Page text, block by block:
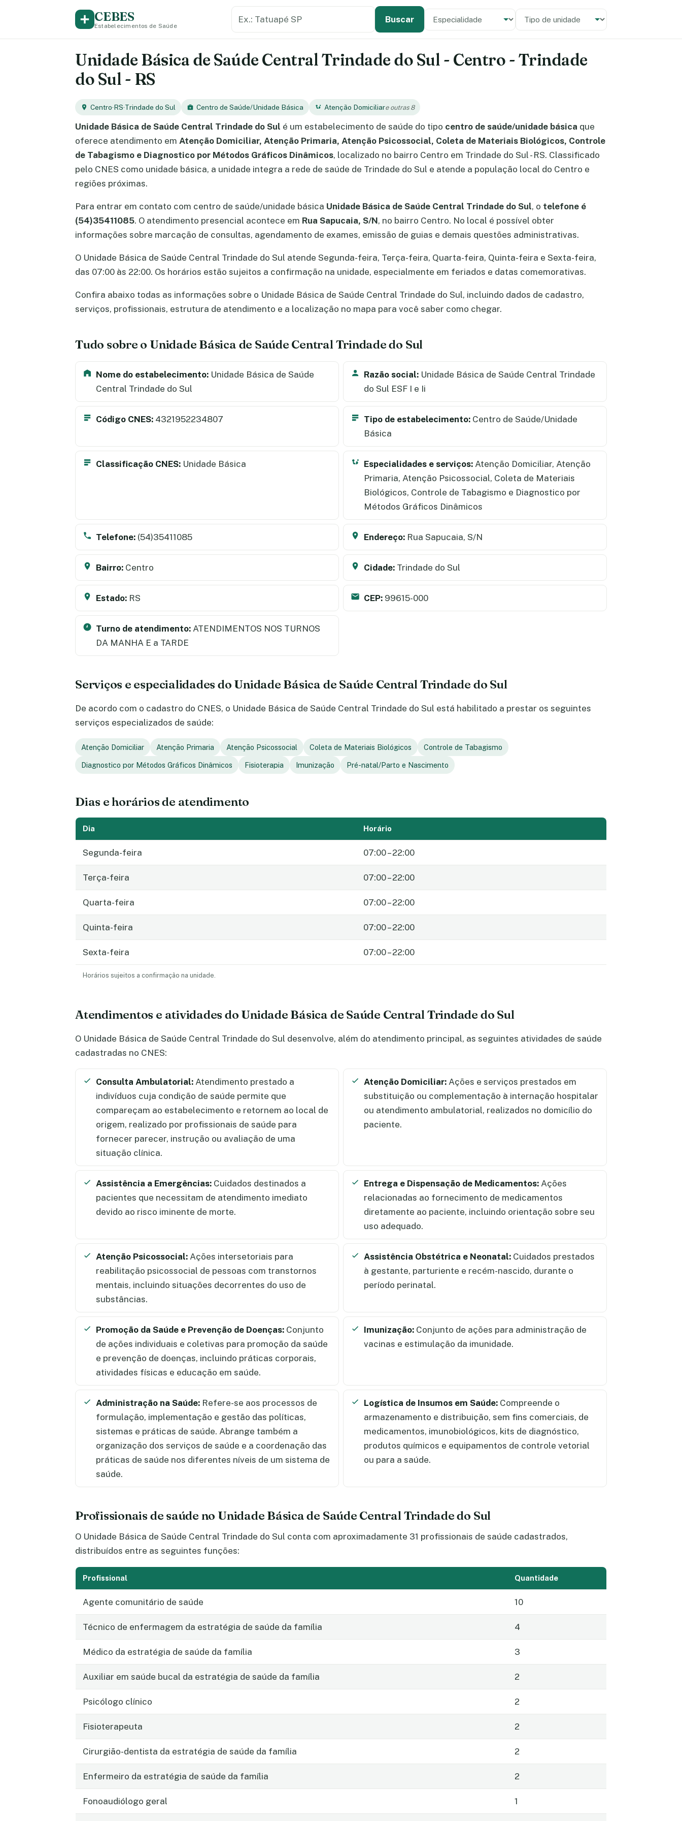
CEBES
Estabelecimentos de Saúde
Buscar Especialidade
Tipo de unidade
Unidade Básica de Saúde Central Trindade do Sul - Centro - Trindade
do Sul - RS
Centro·RS·Trindade do Sul Centro de Saúde/Unidade Básica Atenção Domiciliare outras 8
Unidade Básica de Saúde Central Trindade do Sul é um estabelecimento de saúde do tipo centro de saúde/unidade básica que
oferece atendimento em Atenção Domiciliar, Atenção Primaria, Atenção Psicossocial, Coleta de Materiais Biológicos, Controle
de Tabagismo e Diagnostico por Métodos Gráficos Dinâmicos, localizado no bairro Centro em Trindade do Sul - RS. Classificado
pelo CNES como unidade básica, a unidade integra a rede de saúde de Trindade do Sul e atende a população local do Centro e
regiões próximas.
Para entrar em contato com centro de saúde/unidade básica Unidade Básica de Saúde Central Trindade do Sul, o telefone é
(54)35411085. O atendimento presencial acontece em Rua Sapucaia, S/N, no bairro Centro. No local é possível obter
informações sobre marcação de consultas, agendamento de exames, emissão de guias e demais questões administrativas.
O Unidade Básica de Saúde Central Trindade do Sul atende Segunda-feira, Terça-feira, Quarta-feira, Quinta-feira e Sexta-feira,
das 07:00 às 22:00. Os horários estão sujeitos a confirmação na unidade, especialmente em feriados e datas comemorativas.
Confira abaixo todas as informações sobre o Unidade Básica de Saúde Central Trindade do Sul, incluindo dados de cadastro,
serviços, profissionais, estrutura de atendimento e a localização no mapa para você saber como chegar.
Tudo sobre o Unidade Básica de Saúde Central Trindade do Sul
Nome do estabelecimento: Unidade Básica de Saúde
Central Trindade do Sul
Razão social: Unidade Básica de Saúde Central Trindade
do Sul ESF I e Ii
Código CNES: 4321952234807 Tipo de estabelecimento: Centro de Saúde/Unidade
Básica
Classificação CNES: Unidade Básica Especialidades e serviços: Atenção Domiciliar, Atenção
Primaria, Atenção Psicossocial, Coleta de Materiais
Biológicos, Controle de Tabagismo e Diagnostico por
Métodos Gráficos Dinâmicos
Telefone: (54)35411085 Endereço: Rua Sapucaia, S/N
Bairro: Centro Cidade: Trindade do Sul
Estado: RS CEP: 99615-000
Turno de atendimento: ATENDIMENTOS NOS TURNOS
DA MANHA E a TARDE
Serviços e especialidades do Unidade Básica de Saúde Central Trindade do Sul
De acordo com o cadastro do CNES, o Unidade Básica de Saúde Central Trindade do Sul está habilitado a prestar os seguintes
serviços especializados de saúde:
Atenção Domiciliar Atenção Primaria Atenção Psicossocial Coleta de Materiais Biológicos Controle de Tabagismo
Diagnostico por Métodos Gráficos Dinâmicos Fisioterapia Imunização Pré-natal/Parto e Nascimento
Dias e horários de atendimento
Dia Horário
Segunda-feira 07:00 – 22:00
Terça-feira 07:00 – 22:00
Quarta-feira 07:00 – 22:00
Quinta-feira 07:00 – 22:00
Sexta-feira 07:00 – 22:00
Horários sujeitos a confirmação na unidade.
Atendimentos e atividades do Unidade Básica de Saúde Central Trindade do Sul
O Unidade Básica de Saúde Central Trindade do Sul desenvolve, além do atendimento principal, as seguintes atividades de saúde
cadastradas no CNES:
Consulta Ambulatorial: Atendimento prestado a
indivíduos cuja condição de saúde permite que
compareçam ao estabelecimento e retornem ao local de
origem, realizado por profissionais de saúde para
fornecer parecer, instrução ou avaliação de uma
situação clínica.
Atenção Domiciliar: Ações e serviços prestados em
substituição ou complementação à internação hospitalar
ou atendimento ambulatorial, realizados no domicílio do
paciente.
Assistência a Emergências: Cuidados destinados a
pacientes que necessitam de atendimento imediato
devido ao risco iminente de morte.
Entrega e Dispensação de Medicamentos: Ações
relacionadas ao fornecimento de medicamentos
diretamente ao paciente, incluindo orientação sobre seu
uso adequado.
Atenção Psicossocial: Ações intersetoriais para
reabilitação psicossocial de pessoas com transtornos
mentais, incluindo situações decorrentes do uso de
substâncias.
Assistência Obstétrica e Neonatal: Cuidados prestados
à gestante, parturiente e recém-nascido, durante o
período perinatal.
Promoção da Saúde e Prevenção de Doenças: Conjunto
de ações individuais e coletivas para promoção da saúde
e prevenção de doenças, incluindo práticas corporais,
atividades físicas e educação em saúde.
Imunização: Conjunto de ações para administração de
vacinas e estimulação da imunidade.
Administração na Saúde: Refere-se aos processos de
formulação, implementação e gestão das políticas,
sistemas e práticas de saúde. Abrange também a
organização dos serviços de saúde e a coordenação das
práticas de saúde nos diferentes níveis de um sistema de
saúde.
Logística de Insumos em Saúde: Compreende o
armazenamento e distribuição, sem fins comerciais, de
medicamentos, imunobiológicos, kits de diagnóstico,
produtos químicos e equipamentos de controle vetorial
ou para a saúde.
Profissionais de saúde no Unidade Básica de Saúde Central Trindade do Sul
O Unidade Básica de Saúde Central Trindade do Sul conta com aproximadamente 31 profissionais de saúde cadastrados,
distribuídos entre as seguintes funções:
Profissional Quantidade
Agente comunitário de saúde 10
Técnico de enfermagem da estratégia de saúde da família 4
Médico da estratégia de saúde da família 3
Auxiliar em saúde bucal da estratégia de saúde da família 2
Psicólogo clínico 2
Fisioterapeuta 2
Cirurgião-dentista da estratégia de saúde da família 2
Enfermeiro da estratégia de saúde da família 2
Fonoaudiólogo geral 1